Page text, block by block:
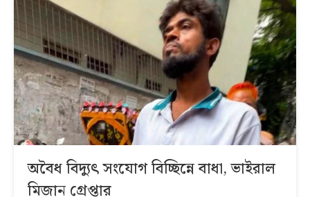
অবৈধ বিদ্যুৎ সংযোগ বিচ্ছিন্নে বাধা, ভাইরাল
মিজান গ্রেপ্তার